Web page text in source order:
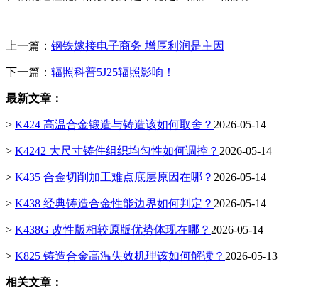
上一篇： 钢铁嫁接电子商务 增厚利润是主因
下一篇： 辐照科普5J25辐照影响！
最新文章：
> K424 高温合金锻造与铸造该如何取舍？ 2026-05-14
> K4242 大尺寸铸件组织均匀性如何调控？ 2026-05-14
> K435 合金切削加工难点底层原因在哪？ 2026-05-14
> K438 经典铸造合金性能边界如何判定？ 2026-05-14
> K438G 改性版相较原版优势体现在哪？ 2026-05-14
> K825 铸造合金高温失效机理该如何解读？ 2026-05-13
相关文章：